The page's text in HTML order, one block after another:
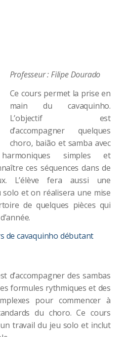
Professeur : Filipe Dourado
Ce cours permet la prise en
main du cavaquinho.
L’objectif est
d’accompagner quelques
choro, baião et samba avec
simples et
ces séquences dans de
L’élève fera aussi une
et on réalisera une mise
de quelques pièces qui
de cavaquinho débutant
d’accompagner des sambas
formules rythmiques et des
pour commencer à
du choro. Ce cours
travail du jeu solo et inclut